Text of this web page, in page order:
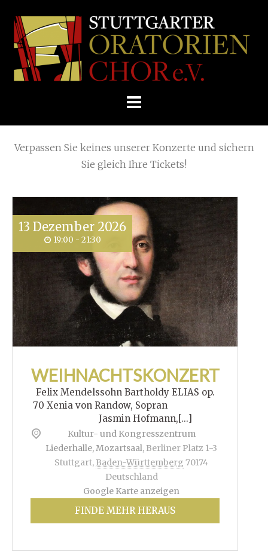
Skip
E.V.
Home Trilogie groß » Trilogie groß
Verpassen Sie keines unserer Konzerte und sichern
Sie gleich Ihre Tickets!
13 Dezember 2026
19:00 - 21:30
WEIHNACHTSKONZERT
Felix Mendelssohn Bartholdy ELIAS op.
70 Xenia von Randow, Sopran
Jasmin Hofmann,[...]
Kultur- und Kongresszentrum
Liederhalle, Mozartsaal, Berliner Platz 1-3
Stuttgart, Baden-Württemberg 70174
Deutschland
Google Karte anzeigen
FINDE MEHR HERAUS